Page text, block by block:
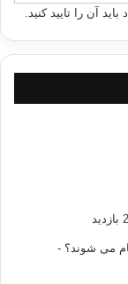
آن را تایید کنید.
می شوند؟ -